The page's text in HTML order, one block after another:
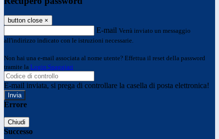
button close ×
E-mail Verrà inviato un messaggio
all'indirizzo indicato con le istruzioni necessarie.
Non hai una e-mail associata al nome utente? Effettua il reset della password
tramite la Login Spaggiari
E-mail inviata, si prega di controllare la casella di posta elettronica!
Errore
Chiudi
Successo